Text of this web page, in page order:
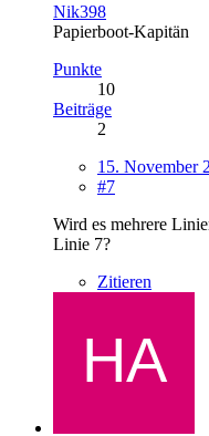
Nik398
Papierboot-Kapitän
Punkte
10
Beiträge
2
15. November
#7
Wird es mehrere
Linie 7?
Zitieren